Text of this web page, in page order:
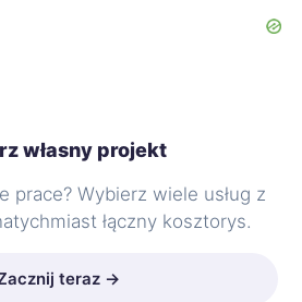
własny projekt
prace? Wybierz wiele usług z
łączny kosztorys.
teraz →